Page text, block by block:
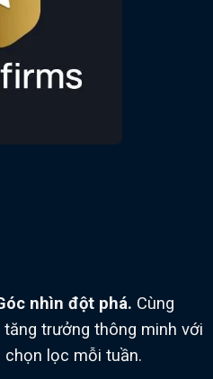
nhìn đột phá. Cùng
trưởng thông minh với
lọc mỗi tuần.